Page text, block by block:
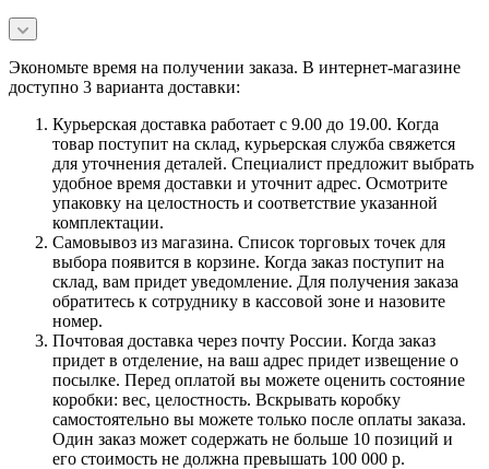
Экономьте время на получении заказа. В интернет-магазине
доступно 3 варианта доставки:
Курьерская доставка работает с 9.00 до 19.00. Когда
товар поступит на склад, курьерская служба свяжется
для уточнения деталей. Специалист предложит выбрать
удобное время доставки и уточнит адрес. Осмотрите
упаковку на целостность и соответствие указанной
комплектации.
Самовывоз из магазина. Список торговых точек для
выбора появится в корзине. Когда заказ поступит на
склад, вам придет уведомление. Для получения заказа
обратитесь к сотруднику в кассовой зоне и назовите
номер.
Почтовая доставка через почту России. Когда заказ
придет в отделение, на ваш адрес придет извещение о
посылке. Перед оплатой вы можете оценить состояние
коробки: вес, целостность. Вскрывать коробку
самостоятельно вы можете только после оплаты заказа.
Один заказ может содержать не больше 10 позиций и
его стоимость не должна превышать 100 000 р.